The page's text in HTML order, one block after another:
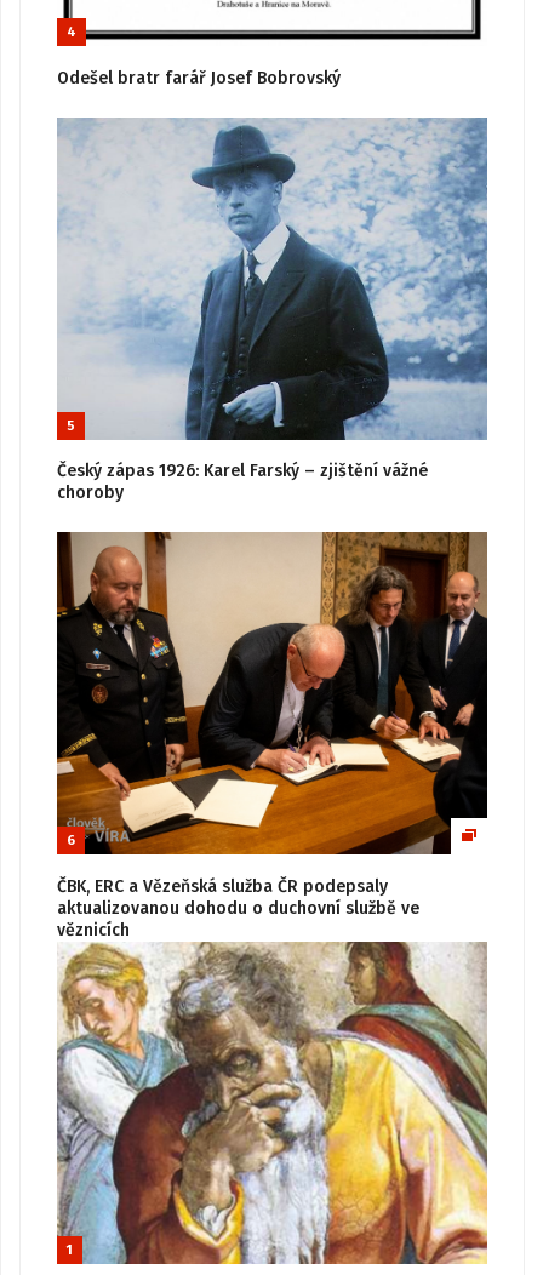
4
Odešel bratr farář Josef Bobrovský
5
Český zápas 1926: Karel Farský – zjištění vážné
choroby
6
ČBK, ERC a Vězeňská služba ČR podepsaly
aktualizovanou dohodu o duchovní službě ve
věznicích
1